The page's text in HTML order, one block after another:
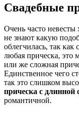
Свадебные
Очень часто невесты
не знают какую
облегчилась, так как
любая прическа, это
или же сложная
Единственное чего
так это слишком
прическа с длинной
романтичной.